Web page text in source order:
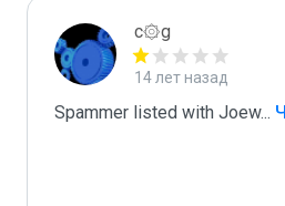
c۞g
14 лет назад
Spammer listed with Joew...